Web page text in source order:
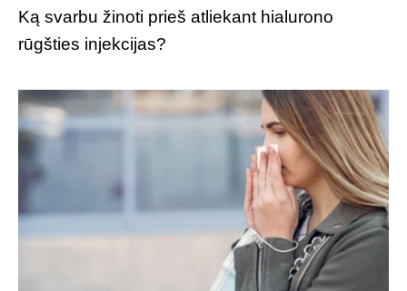
Ką svarbu žinoti prieš atliekant hialurono
rūgšties injekcijas?